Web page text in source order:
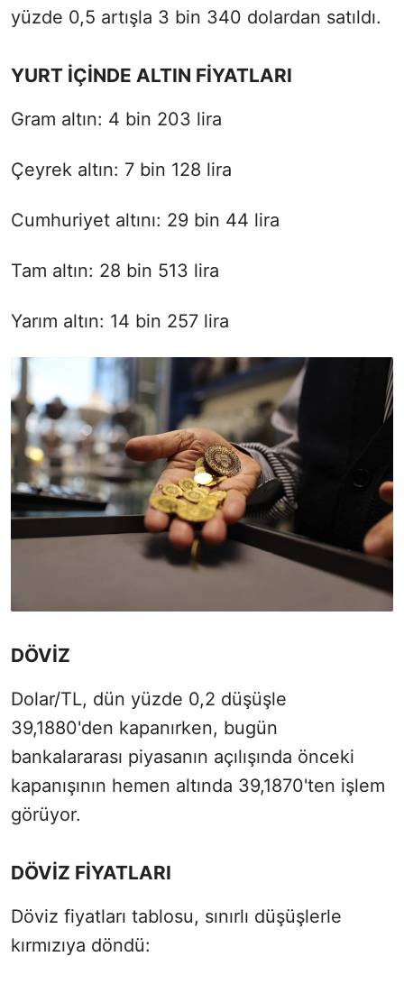
yüzde 0,5 artışla 3 bin 340 dolardan satıldı.
YURT İÇİNDE ALTIN FİYATLARI
Gram altın: 4 bin 203 lira
Çeyrek altın: 7 bin 128 lira
Cumhuriyet altını: 29 bin 44 lira
Tam altın: 28 bin 513 lira
Yarım altın: 14 bin 257 lira
DÖVİZ
Dolar/TL, dün yüzde 0,2 düşüşle
39,1880'den kapanırken, bugün
bankalararası piyasanın açılışında önceki
kapanışının hemen altında 39,1870'ten işlem
görüyor.
DÖVİZ FİYATLARI
Döviz fiyatları tablosu, sınırlı düşüşlerle
kırmızıya döndü: